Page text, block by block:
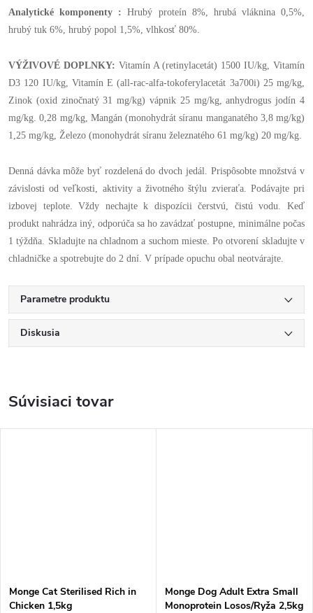
Analytické komponenty :Hrubý proteín 8%, hrubá vláknina 0,5%,
hrubý tuk 6%, hrubý popol 1,5%, vlhkosť 80%.
VÝŽIVOVÉ DOPLNKY: Vitamín A (retinylacetát) 1500 IU/kg, Vitamín
D3 120 IU/kg, Vitamín E (all-rac-alfa-tokoferylacetát 3a700i) 25 mg/kg,
Zinok (oxid zinočnatý 31 mg/kg) vápnik 25 mg/kg, anhydrogus jodín 4
mg/kg. 0,28 mg/kg, Mangán (monohydrát síranu manganatého 3,8 mg/kg)
1,25 mg/kg, Železo (monohydrát síranu železnatého 61 mg/kg) 20 mg/kg.
Denná dávka môže byť rozdelená do dvoch jedál. Prispôsobte množstvá v
závislosti od veľkosti, aktivity a životného štýlu zvieraťa. Podávajte pri
izbovej teplote. Vždy nechajte k dispozícii čerstvú, čistú vodu. Keď
produkt nahrádza iný, odporúča sa ho zavádzať postupne, minimálne počas
1 týždňa. Skladujte na chladnom a suchom mieste. Po otvorení skladujte v
chladničke a spotrebujte do 2 dní. V prípade opuchu obal neotvárajte.
Parametre produktu
Diskusia
Súvisiaci tovar
Monge Cat Sterilised Rich in
Chicken 1,5kg
Monge Dog Adult Extra Small
Monoprotein Losos/Ryža 2,5kg